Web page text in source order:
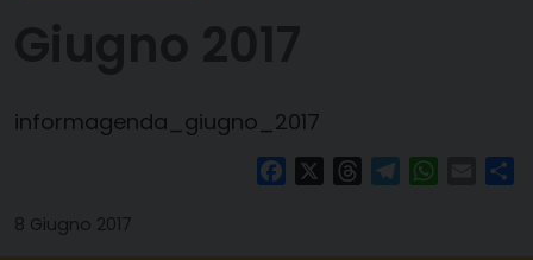
informagenda_giugno_2017
FacebookThreadsTelegram Email
8 Giugno 2017